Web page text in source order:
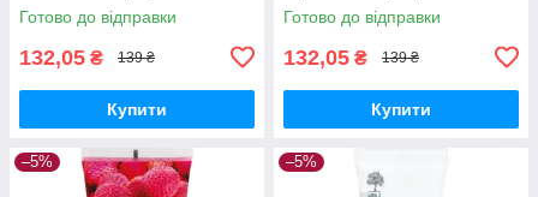
Готово до відправки
132,05 ₴ 139 ₴
Купити
Готово до відправки
132,05 ₴ 139 ₴
Купити
–5% –5%